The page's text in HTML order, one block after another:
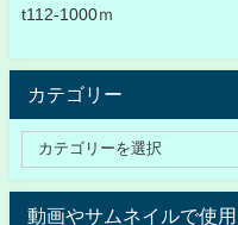
t112-1000ｍ
カテゴリー
動画やサムネイルで使